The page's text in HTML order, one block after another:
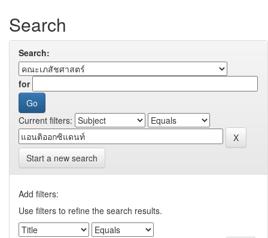
Search
Search:
for
Current filters:
Start a new search
Add filters:
Use filters to refine the search results.